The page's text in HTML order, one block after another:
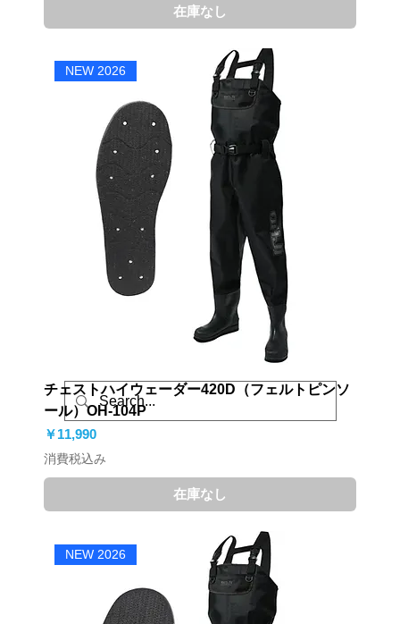
在庫なし
NEW 2026
チェストハイウェーダー420D（フェルトピンソ
ール）OH-104P
価格
￥11,990
消費税込み
在庫なし
NEW 2026